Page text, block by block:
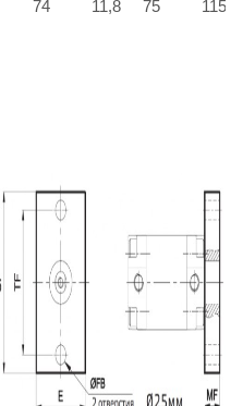
74 11,8 75 115